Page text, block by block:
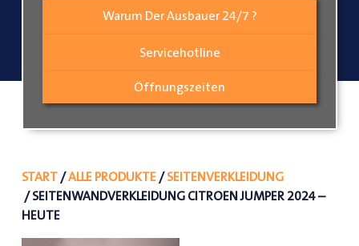
Warum Der Ausbauer 24/7 ?
Servicehotline
Öffnungszeiten
START/ALLE PRODUKTE/SEITENVERKLEIDUNG
/ SEITENWANDVERKLEIDUNG CITROEN JUMPER 2024 –
HEUTE